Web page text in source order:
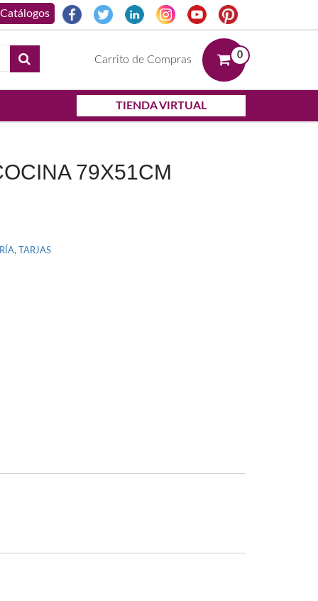
Carrito de Compras 0
TIENDA VIRTUAL
79X51CM
, TARJAS